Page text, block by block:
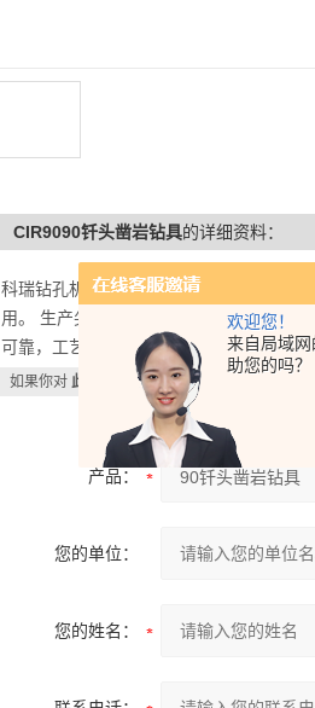
欢迎您！
来自局域
助您的吗？
CIR9090钎头凿岩钻具的详细资料：
科瑞钻孔机械有限公司，：.提供全系列
用。 生产尖齿138钎头，球齿152钻头，
可靠，工艺*，性能质量保证。低风压潜
如果你对 此产品 感兴趣，想了解更详细的产品
产品：
您的单位：
您的姓名：